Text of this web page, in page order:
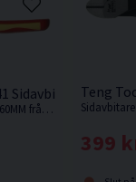
Sidavbitare 1000 V
1000 V Sidavbitare på 160MM från Teng Tools.
Teng
399